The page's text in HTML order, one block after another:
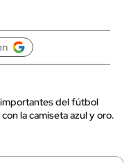
importantes del fútbol
la camiseta azul y oro.